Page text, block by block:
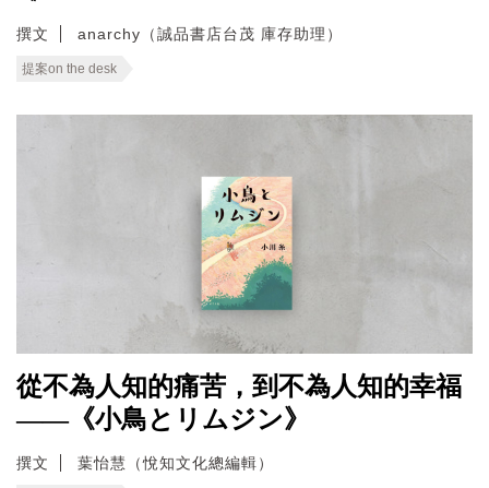
撰文 anarchy（誠品書店台茂 庫存助理）
提案on the desk
從不為人知的痛苦，到不為人知的幸福
——《小鳥とリムジン》
撰文 葉怡慧（悅知文化總編輯）